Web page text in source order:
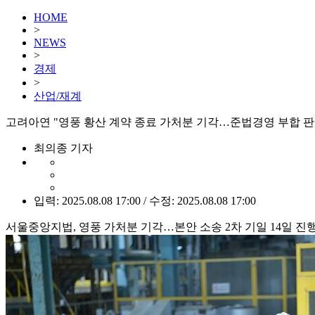
HOME
>
NEWS
>
경제
>
산업/재계
고려아연 "영풍 황산 계약 종료 가처분 기각…준법경영 부합
최의종 기자
입력: 2025.08.08 17:00 / 수정: 2025.08.08 17:00
서울중앙지법, 영풍 가처분 기각…본안 소송 2차 기일 14일 진